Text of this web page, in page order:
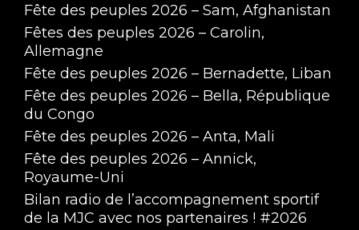
Annonce de Jeudi - Semaine sexualités sans
tabous
Mar 31, 2023 • 3:02
Fête des peuples 2026 – Sam, Afghanistan
Fêtes des peuples 2026 – Carolin,
Allemagne
Fête des peuples 2026 – Bernadette, Liban
Fête des peuples 2026 – Bella, République
du Congo
Fête des peuples 2026 – Anta, Mali
Fête des peuples 2026 – Annick,
Royaume-Uni
Bilan radio de l’accompagnement sportif
de la MJC avec nos partenaires ! #2026